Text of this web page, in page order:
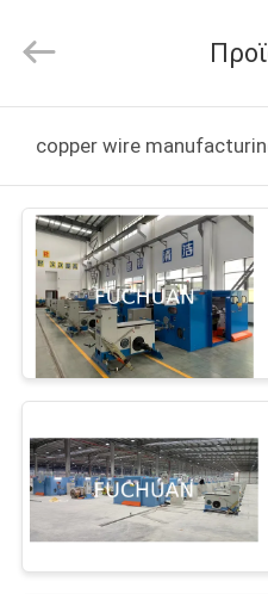
ΠΡΟΪΌΝΤΑ
ΒΊΝΤΕΟ
ΕΜΦΆΝΙΣΗ
VR
ΣΧΕΤΙΚΆ
ΜΕ
ΕΜΆΣ
and
Mechanical
Rights
copper wire